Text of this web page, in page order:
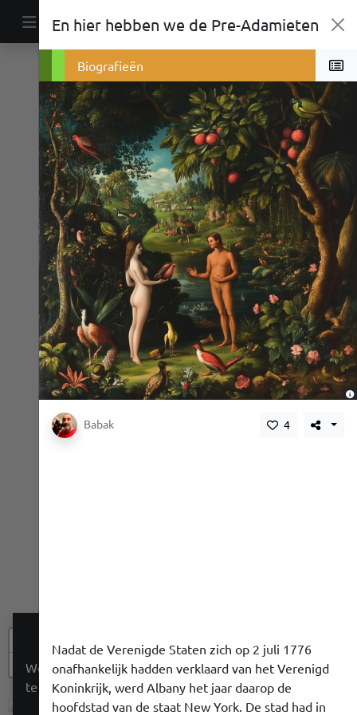
Primaire navigatie
−
En hier hebben we de Pre-Adamieten
Etniciteit
Geloof
Biografieën
Babak 4
Nadat de Verenigde Staten zich op 2 juli 1776
onafhankelijk hadden verklaard van het Verenigd
Koninkrijk, werd Albany het jaar daarop de
hoofdstad van de staat New York. De stad had in
We gebruiken een cookie om je een betere ervaring
te geven. We doen niet aan tracking.